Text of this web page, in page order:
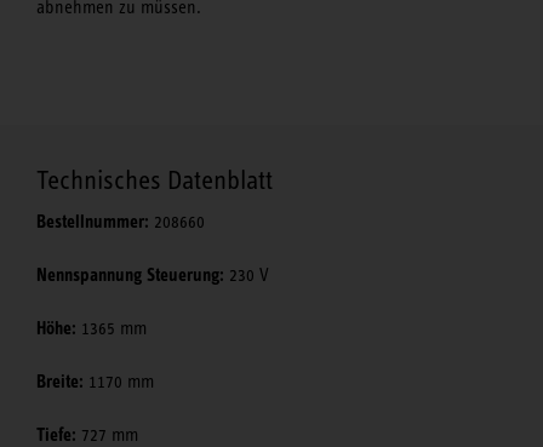
abnehmen zu müssen.
Technisches Datenblatt
Bestellnummer: 208660
Nennspannung Steuerung: 230 V
Höhe: 1365 mm
Breite: 1170 mm
Tiefe: 727 mm